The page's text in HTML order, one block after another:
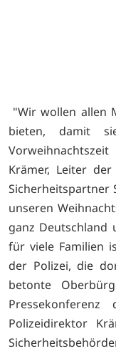
"Wir wollen allen
bieten, damit
Krämer, Leiter
Sicherheitspartner
unseren
ganz Deutschland
für viele Familien
der Polizei, die
betonte
Polizeidirektor